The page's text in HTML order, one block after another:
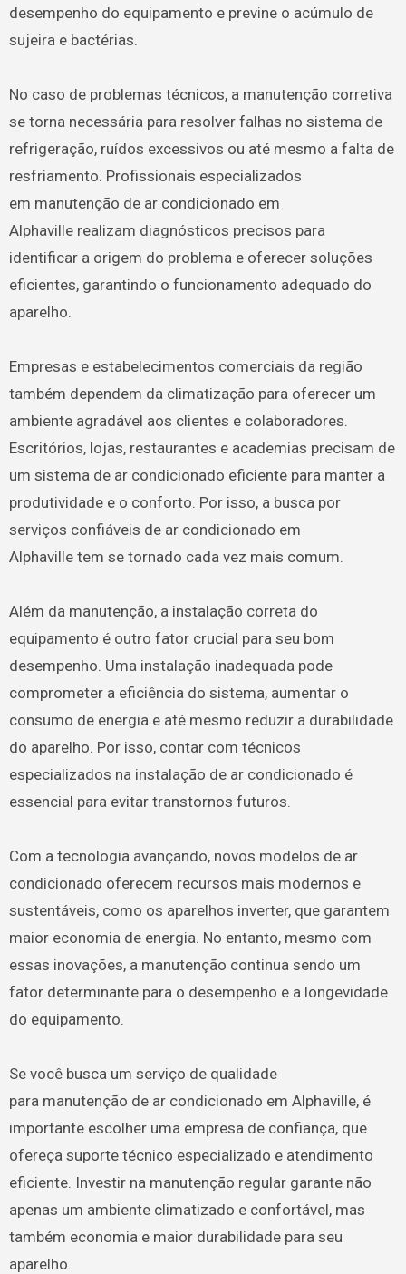
desempenho do equipamento e previne o acúmulo de
sujeira e bactérias.
No caso de problemas técnicos, a manutenção corretiva
se torna necessária para resolver falhas no sistema de
refrigeração, ruídos excessivos ou até mesmo a falta de
resfriamento. Profissionais especializados
em manutenção de ar condicionado em
Alphaville realizam diagnósticos precisos para
identificar a origem do problema e oferecer soluções
eficientes, garantindo o funcionamento adequado do
aparelho.
Empresas e estabelecimentos comerciais da região
também dependem da climatização para oferecer um
ambiente agradável aos clientes e colaboradores.
Escritórios, lojas, restaurantes e academias precisam de
um sistema de ar condicionado eficiente para manter a
produtividade e o conforto. Por isso, a busca por
serviços confiáveis de ar condicionado em
Alphaville tem se tornado cada vez mais comum.
Além da manutenção, a instalação correta do
equipamento é outro fator crucial para seu bom
desempenho. Uma instalação inadequada pode
comprometer a eficiência do sistema, aumentar o
consumo de energia e até mesmo reduzir a durabilidade
do aparelho. Por isso, contar com técnicos
especializados na instalação de ar condicionado é
essencial para evitar transtornos futuros.
Com a tecnologia avançando, novos modelos de ar
condicionado oferecem recursos mais modernos e
sustentáveis, como os aparelhos inverter, que garantem
maior economia de energia. No entanto, mesmo com
essas inovações, a manutenção continua sendo um
fator determinante para o desempenho e a longevidade
do equipamento.
Se você busca um serviço de qualidade
para manutenção de ar condicionado em Alphaville, é
importante escolher uma empresa de confiança, que
ofereça suporte técnico especializado e atendimento
eficiente. Investir na manutenção regular garante não
apenas um ambiente climatizado e confortável, mas
também economia e maior durabilidade para seu
aparelho.